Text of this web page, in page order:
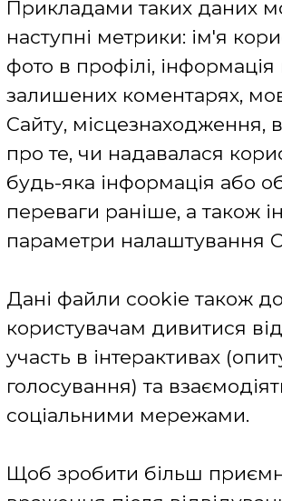
Взаємодія Сайту з іншими
ресурсами
При використанні користувачем
сервісів, на сторінках Сайту можуть
бути присутніми коди інших інтернет
ресурсів і третіх осіб, в результаті чого
такі інтернет ресурси і треті особи
отримують Ваші дані. Отже, ці
інтернет-ресурси можуть отримувати і
обробляти інформацію, про те, що Ви
користувача. Такими інтернет-
ресурсами можуть бути:
- системи банеропоказів (наприклад,
DoubleClick for Publishers, Admixer,
AdRiver та ін.);
Discus, Facebook, Twitter, Google+).